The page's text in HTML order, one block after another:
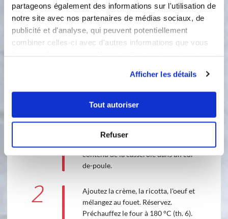
partageons également des informations sur l'utilisation de
notre site avec nos partenaires de médias sociaux, de
publicité et d'analyse, qui peuvent potentiellement
combiner celles-ci avec d'autres informations que vous
Afficher les détails
Tout autoriser
Refuser
1
Dans une casserole, faites fondre le
beurre. Ajoutez les épinards, salez,
poivrez, muscadez et faites-les cuire
contenu de la casserole dans un cul-
de-poule.
2
Ajoutez la crème, la ricotta, l'oeuf et
mélangez au fouet. Réservez.
Préchauffez le four à 180 °C (th. 6).